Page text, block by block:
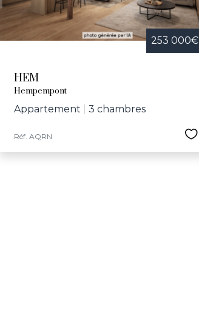
253 000€
HEM
Hempempont
Appartement 3 chambres
Réf. AQRN